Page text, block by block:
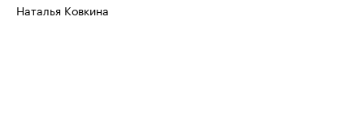
Наталья Ковкина